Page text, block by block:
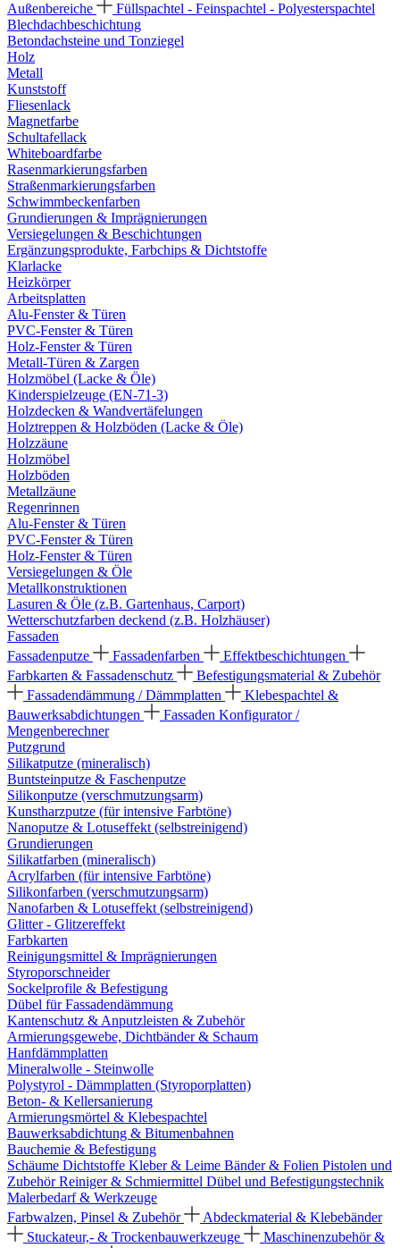
Außenbereiche
Füllspachtel - Feinspachtel - Polyesterspachtel
Blechdachbeschichtung
Betondachsteine und Tonziegel
Holz
Metall
Kunststoff
Fliesenlack
Magnetfarbe
Schultafellack
Whiteboardfarbe
Rasenmarkierungsfarben
Straßenmarkierungsfarben
Schwimmbeckenfarben
Grundierungen & Imprägnierungen
Versiegelungen & Beschichtungen
Ergänzungsprodukte, Farbchips & Dichtstoffe
Klarlacke
Heizkörper
Arbeitsplatten
Alu-Fenster & Türen
PVC-Fenster & Türen
Holz-Fenster & Türen
Metall-Türen & Zargen
Holzmöbel (Lacke & Öle)
Kinderspielzeuge (EN-71-3)
Holzdecken & Wandvertäfelungen
Holztreppen & Holzböden (Lacke & Öle)
Holzzäune
Holzmöbel
Holzböden
Metallzäune
Regenrinnen
Alu-Fenster & Türen
PVC-Fenster & Türen
Holz-Fenster & Türen
Versiegelungen & Öle
Metallkonstruktionen
Lasuren & Öle (z.B. Gartenhaus, Carport)
Wetterschutzfarben deckend (z.B. Holzhäuser)
Fassaden
Fassadenputze
Fassadenfarben
Effektbeschichtungen
Farbkarten & Fassadenschutz
Befestigungsmaterial & Zubehör
Fassadendämmung / Dämmplatten
Klebespachtel &
Bauwerksabdichtungen
Fassaden Konfigurator /
Mengenberechner
Putzgrund
Silikatputze (mineralisch)
Buntsteinputze & Faschenputze
Silikonputze (verschmutzungsarm)
Kunstharzputze (für intensive Farbtöne)
Nanoputze & Lotuseffekt (selbstreinigend)
Grundierungen
Silikatfarben (mineralisch)
Acrylfarben (für intensive Farbtöne)
Silikonfarben (verschmutzungsarm)
Nanofarben & Lotuseffekt (selbstreinigend)
Glitter - Glitzereffekt
Farbkarten
Reinigungsmittel & Imprägnierungen
Styroporschneider
Sockelprofile & Befestigung
Dübel für Fassadendämmung
Kantenschutz & Anputzleisten & Zubehör
Armierungsgewebe, Dichtbänder & Schaum
Hanfdämmplatten
Mineralwolle - Steinwolle
Polystyrol - Dämmplatten (Styroporplatten)
Beton- & Kellersanierung
Armierungsmörtel & Klebespachtel
Bauwerksabdichtung & Bitumenbahnen
Bauchemie & Befestigung
Schäume Dichtstoffe Kleber & Leime Bänder & Folien Pistolen und
ZubehörReiniger & Schmiermittel Dübel und Befestigungstechnik
Malerbedarf & Werkzeuge
Farbwalzen, Pinsel & Zubehör
Abdeckmaterial & Klebebänder
Stuckateur,- & Trockenbauwerkzeuge
Maschinenzubehör &